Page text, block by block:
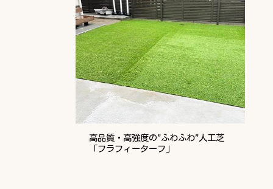
高品質・高強度の”ふわふわ”人工芝
「フラフィーターフ」